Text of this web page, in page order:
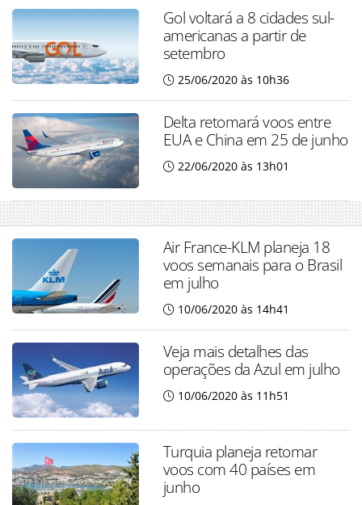
Gol voltará a 8 cidades sul-
americanas a partir de
setembro
25/06/2020 às 10h36
Delta retomará voos entre
EUA e China em 25 de junho
22/06/2020 às 13h01
Air France-KLM planeja 18
voos semanais para o Brasil
em julho
10/06/2020 às 14h41
Veja mais detalhes das
operações da Azul em julho
10/06/2020 às 11h51
Turquia planeja retomar
voos com 40 países em
junho